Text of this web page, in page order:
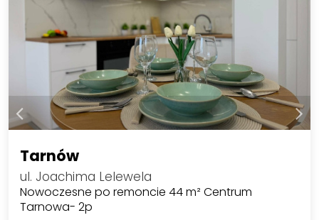
Tarnów
ul. Joachima Lelewela
Nowoczesne po remoncie 44 m² Centrum
Tarnowa- 2p